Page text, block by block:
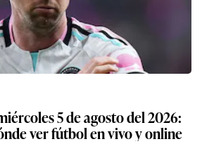
5 de agosto del 2026:
ver fútbol en vivo y online